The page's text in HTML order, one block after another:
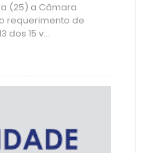
(25) a Câmara
requerimento de
dos 15 v...